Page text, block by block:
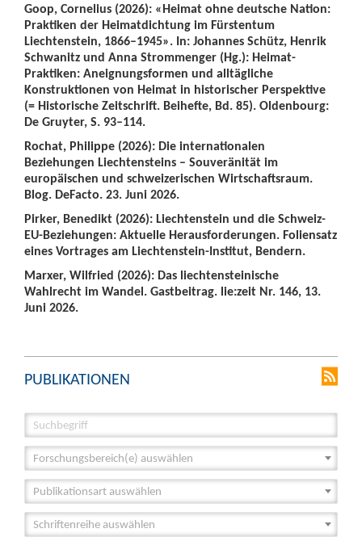
Goop, Cornelius (2026): «Heimat ohne deutsche Nation:
Praktiken der Heimatdichtung im Fürstentum
Liechtenstein, 1866–1945». In: Johannes Schütz, Henrik
Schwanitz und Anna Strommenger (Hg.): Heimat-
Praktiken: Aneignungsformen und alltägliche
Konstruktionen von Heimat in historischer Perspektive
(= Historische Zeitschrift. Beihefte, Bd. 85). Oldenbourg:
De Gruyter, S. 93–114.
Rochat, Philippe (2026): Die internationalen
Beziehungen Liechtensteins – Souveränität im
europäischen und schweizerischen Wirtschaftsraum.
Blog. DeFacto. 23. Juni 2026.
Pirker, Benedikt (2026): Liechtenstein und die Schweiz-
EU-Beziehungen: Aktuelle Herausforderungen. Foliensatz
eines Vortrages am Liechtenstein-Institut, Bendern.
Marxer, Wilfried (2026): Das liechtensteinische
Wahlrecht im Wandel. Gastbeitrag. lie:zeit Nr. 146, 13.
Juni 2026.
PUBLIKATIONEN
Forschungsbereich(e) auswählen
Publikationsart auswählen
Schriftenreihe auswählen